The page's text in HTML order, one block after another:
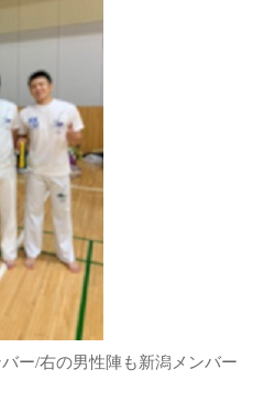
ー/右の男性陣も新潟メンバー